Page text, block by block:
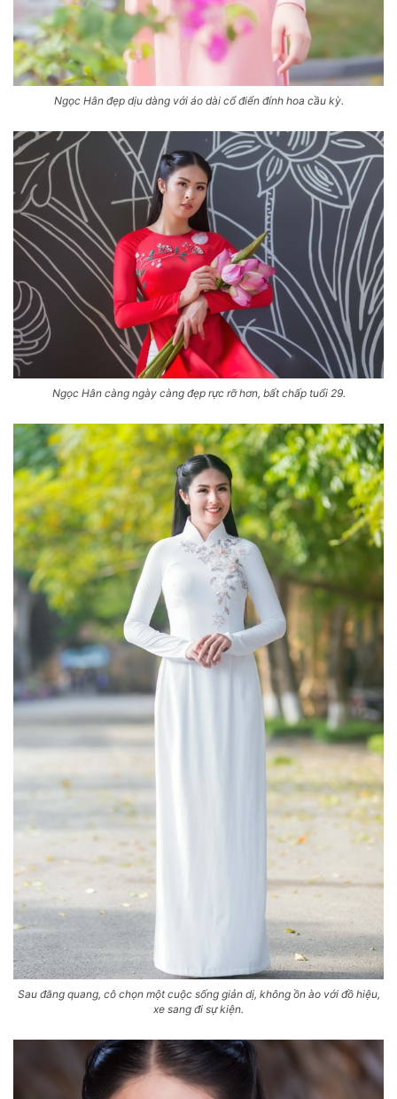
Ngọc Hân đẹp dịu dàng với áo dài cổ điển đính hoa cầu kỳ.
Ngọc Hân càng ngày càng đẹp rực rỡ hơn, bất chấp tuổi 29.
Sau đăng quang, cô chọn một cuộc sống giản dị, không ồn ào với đồ hiệu,
xe sang đi sự kiện.